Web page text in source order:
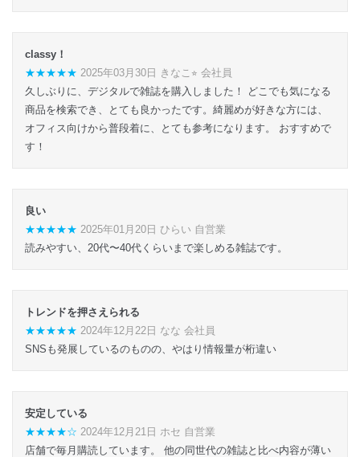
classy！
★★★★★ 2025年03月30日 きなこ⭐︎ 会社員
久しぶりに、デジタルで雑誌を購入しました！ どこでも気になる
商品を検索でき、とても良かったです。綺麗めが好きな方には、
オフィス向けから普段着に、とても参考になります。 おすすめで
す！
良い
★★★★★ 2025年01月20日 ひらい 自営業
読みやすい、20代〜40代くらいまで楽しめる雑誌です。
トレンドを押さえられる
★★★★★ 2024年12月22日 なな 会社員
SNSも発展しているのものの、やはり情報量が桁違い
安定している
★★★★☆ 2024年12月21日 ホセ 自営業
店舗で毎月購読しています。 他の同世代の雑誌と比べ内容が薄い